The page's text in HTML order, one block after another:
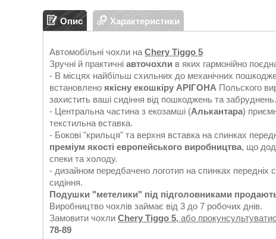
Опис Характеристики
Автомобільні чохли на Chery Tiggo 5
Зручні й практичні авточохли в яких гармонійно
- В місцях найбільш схильних до механічних
встановлено якісну екошкіру АРІГОНА Польского
захистить ваші сидіння від пошкоджень та забруднень.
- Центральна частина з екозамші (Алькантара)
текстильна вставка.
- Бокові "крильця" та верхня вставка на спинках
преміум якості европейського виробництва, що
спеки та холоду.
- дизайном передбачено логотип на спинках передніх
сидіння.
Подушки "метелики" під підголовниками
Виробництво чохлів займає від 3 до 7 робочих днів.
Замовити чохли Chery Tiggo 5, або
78-89